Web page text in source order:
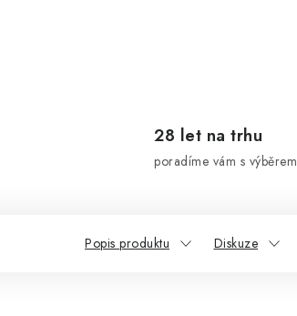
28 let na trhu
poradíme vám s výběrem
Popis produktu Diskuze